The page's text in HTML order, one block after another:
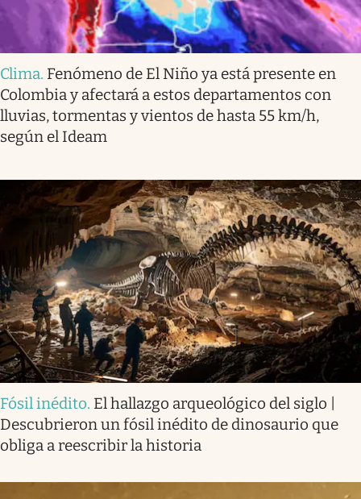
Clima. Fenómeno de El Niño ya está presente en
Colombia y afectará a estos departamentos con
lluvias, tormentas y vientos de hasta 55 km/h,
según el Ideam
Fósil inédito. El hallazgo arqueológico del siglo |
Descubrieron un fósil inédito de dinosaurio que
obliga a reescribir la historia